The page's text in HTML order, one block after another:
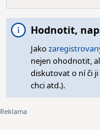
Hodnotit,
Jako
nejen ohodnotit,
diskutovat o ní či
chci atd.).